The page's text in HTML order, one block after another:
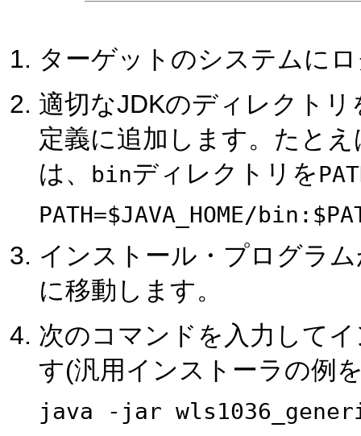
ターゲットのシステムに
適切なJDKのディレクト
定義に追加します。たと
は、
binディレクトリを
PATH=$JAVA_HOME/
インストール・プログラ
に移動します。
次のコマンドを入力して
す(汎用インストーラの例
java -jar